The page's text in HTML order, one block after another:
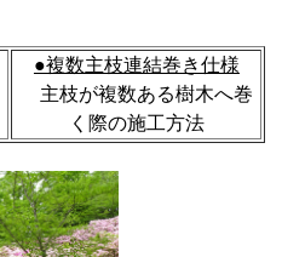
●複数主枝連結巻き仕様
主枝が複数ある樹木へ巻
く際の施工方法